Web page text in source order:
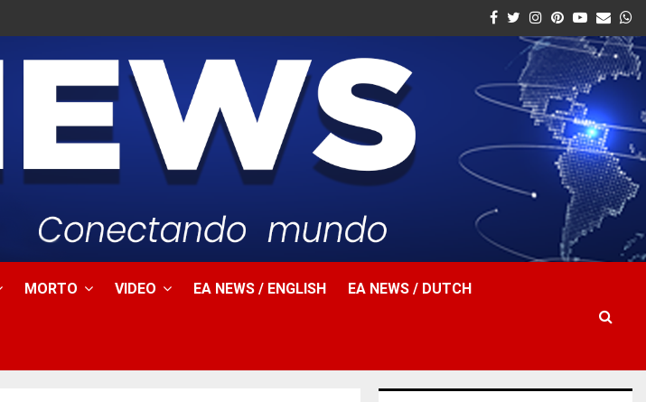
Facebook
Twitter
Instagram
Pinterest
Youtube
Email
MORTO VIDEO EA NEWS / ENGLISH EA NEWS / DUTCH